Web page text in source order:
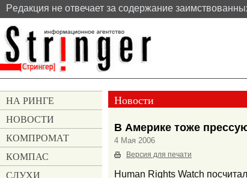
Pедакция не отвечает за содержание
Новости
В Америке тоже
4 Мая 2006
Версия для печати
Human Rights Watch
НА РИНГЕ
НОВОСТИ
КОМПРОМАТ
КОМПАС
СЛУХИ